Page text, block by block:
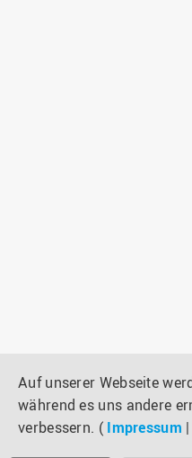
Auf unserer Webseite
während es uns andere
verbessern. ( Impressum |